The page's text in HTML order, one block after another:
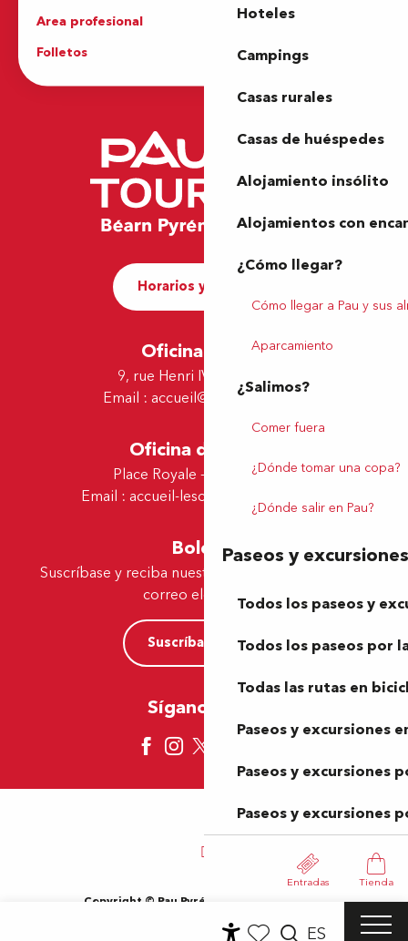
Hoteles
Campings
Casas rurales
Casas de huéspedes
Alojamiento insólito
Alojamientos con
¿Cómo llegar?
Cómo llegar a Pau y sus
Aparcamiento
¿Salimos?
Comer fuera
¿Dónde tomar una copa?
¿Dónde salir en Pau?
Paseos y excursiones
Todos los paseos y
Todos los paseos por
Todas las rutas en
Paseos y excursiones
Paseos y excursiones
Paseos y excursiones
Entradas Tienda
ES
Area profesional
Prensa
Folletos
Oficina de Turismo
Horarios y contacto
Oficina de Pau
9, rue Henri IV - 64000 Pau
Email : accueil@tourismepau.fr
Oficina de Lescar
Place Royale - 64230 Lescar
Email : accueil-lescar@tourismepau.fr
Boletín
Suscríbase y reciba nuestras ofertas y noticias por
correo electrónico
Suscríbase ahora
Síganos aquí
Copyright © Pau Pyrénées Tourisme 2024
Condiciones de uso
Cookies